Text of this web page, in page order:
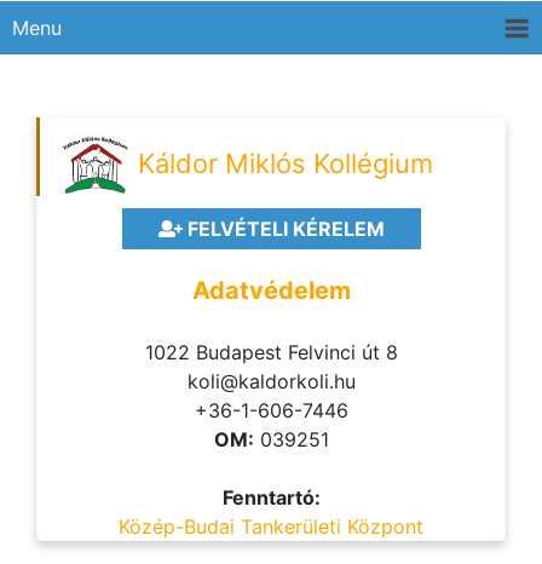
Menu
Káldor Miklós Kollégium
FELVÉTELI KÉRELEM
Adatvédelem
1022 Budapest Felvinci út 8
koli@kaldorkoli.hu
+36-1-606-7446
OM: 039251
Fenntartó:
Közép-Budai Tankerületi Központ